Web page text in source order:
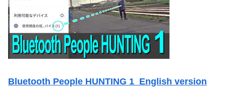
Bluetooth People HUNTING 1 English version